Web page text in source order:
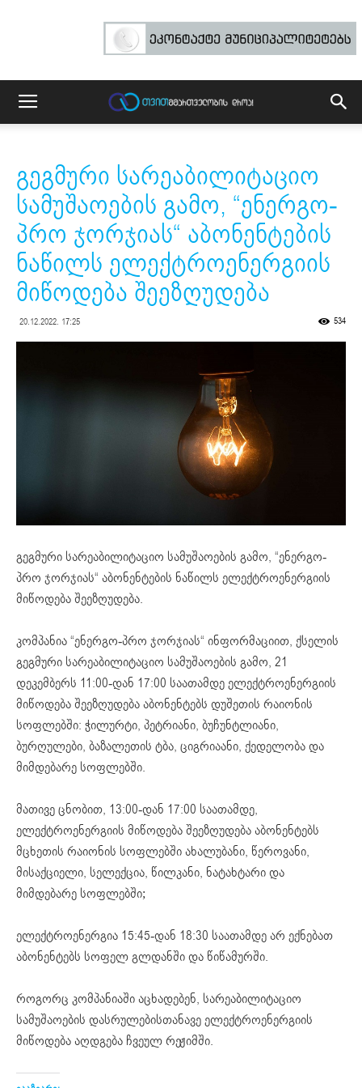
გეგმური სარეაბილიტაციო
სამუშაოების გამო, “ენერგო-
პრო ჯორჯიას“ აბონენტების
ნაწილს ელექტროენერგიის
მიწოდება შეეზღუდება
20.12.2022. 17:25 534
გეგმური სარეაბილიტაციო სამუშაოების გამო, “ენერგო-
პრო ჯორჯიას“ აბონენტების ნაწილს ელექტროენერგიის
მიწოდება შეეზღუდება.
კომპანია “ენერგო-პრო ჯორჯიას“ ინფორმაციით, ქსელის
გეგმური სარეაბილიტაციო სამუშაოების გამო, 21
დეკემბერს 11:00-დან 17:00 საათამდე ელექტროენერგიის
მიწოდება შეეზღუდება აბონენტებს დუშეთის რაიონის
სოფლებში: ჭილურტი, პეტრიანი, ბუჩუნტლიანი,
ბურღულები, ბაზალეთის ტბა, ციგრიაანი, ქედელობა და
მიმდებარე სოფლებში.
მათივე ცნობით, 13:00-დან 17:00 საათამდე,
ელექტროენერგიის მიწოდება შეეზღუდება აბონენტებს
მცხეთის რაიონის სოფლებში ახალუბანი, წეროვანი,
მისაქციელი, სელექცია, წილკანი, ნატახტარი და
მიმდებარე სოფლებში;
ელექტროენერგია 15:45-დან 18:30 საათამდე არ ექნებათ
აბონენტებს სოფელ გლდანში და წიწამურში.
როგორც კომპანიაში აცხადებენ, სარეაბილიტაციო
სამუშაოების დასრულებისთანავე ელექტროენერგიის
მიწოდება აღდგება ჩვეულ რეჟიმში.